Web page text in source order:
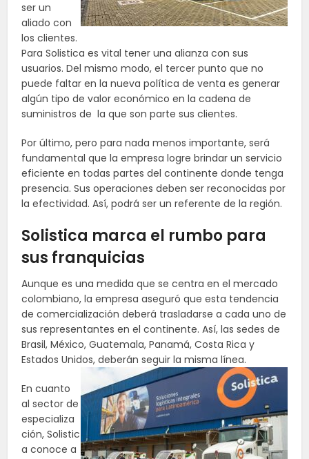
ser un
aliado con
los clientes.
Para Solistica es vital tener una alianza con sus
usuarios. Del mismo modo, el tercer punto que no
puede faltar en la nueva política de venta es generar
algún tipo de valor económico en la cadena de
suministros de la que son parte sus clientes.
Por último, pero para nada menos importante, será
fundamental que la empresa logre brindar un servicio
eficiente en todas partes del continente donde tenga
presencia. Sus operaciones deben ser reconocidas por
la efectividad. Así, podrá ser un referente de la región.
Solistica marca el rumbo para
sus franquicias
Aunque es una medida que se centra en el mercado
colombiano, la empresa aseguró que esta tendencia
de comercialización deberá trasladarse a cada uno de
sus representantes en el continente. Así, las sedes de
Brasil, México, Guatemala, Panamá, Costa Rica y
Estados Unidos, deberán seguir la misma línea.
En cuanto
al sector de
especializa
ción, Solistic
a conoce a